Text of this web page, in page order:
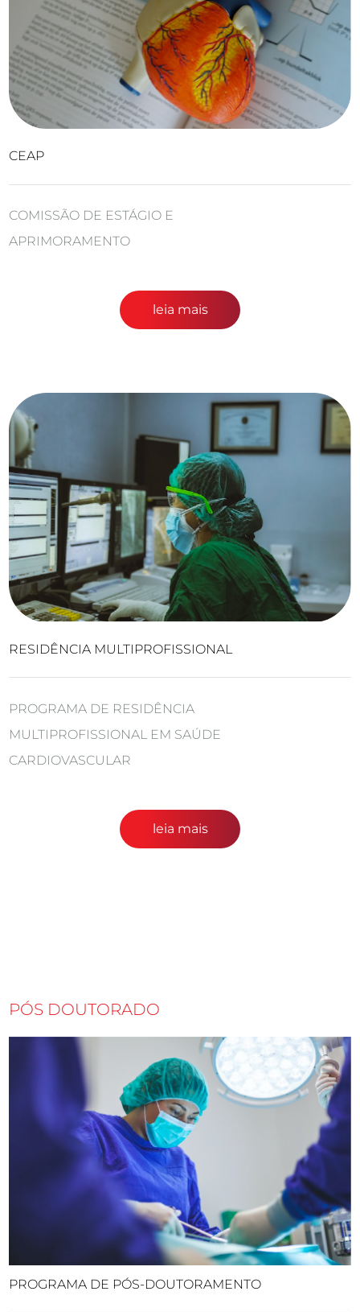
CEAP
COMISSÃO DE ESTÁGIO E
APRIMORAMENTO
leia mais
RESIDÊNCIA MULTIPROFISSIONAL
PROGRAMA DE RESIDÊNCIA
MULTIPROFISSIONAL EM SAÚDE
CARDIOVASCULAR
leia mais
PÓS DOUTORADO
PROGRAMA DE PÓS-DOUTORAMENTO